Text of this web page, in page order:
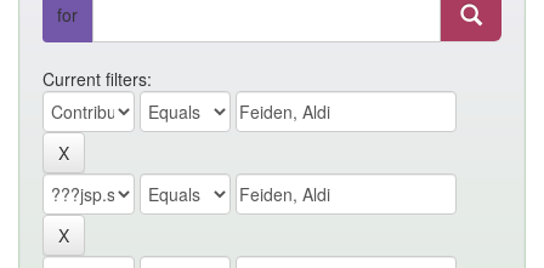
for
Current filters: